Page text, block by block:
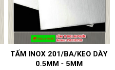
TẤM INOX 201/BA/KEO DÀY
0.5MM - 5MM